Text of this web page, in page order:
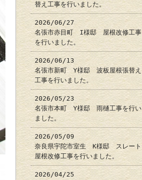
替え工事を行いました。
2026/06/27
名張市赤目町 I様邸 屋根改修工事
を行いました。
2026/06/13
名張市新町 Y様邸 波板屋根張替え
工事を行いました。
2026/05/23
名張市本町 Y様邸 雨樋工事を行い
ました。
2026/05/09
奈良県宇陀市室生 K様邸 スレート
屋根改修工事を行いました。
2026/04/25